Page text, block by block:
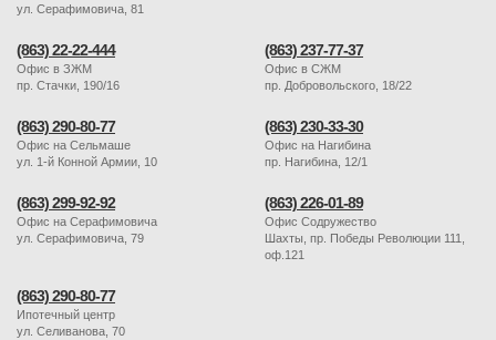
ул. Серафимовича, 81
(863) 22-22-444
Офис в ЗЖМ
пр. Стачки, 190/16
(863) 237-77-37
Офис в СЖМ
пр. Добровольского, 18/22
(863) 290-80-77
Офис на Сельмаше
ул. 1-й Конной Армии, 10
(863) 230-33-30
Офис на Нагибина
пр. Нагибина, 12/1
(863) 299-92-92
Офис на Серафимовича
ул. Серафимовича, 79
(863) 226-01-89
Офис Содружество
Шахты, пр. Победы Революции 111,
оф.121
(863) 290-80-77
Ипотечный центр
ул. Селиванова, 70